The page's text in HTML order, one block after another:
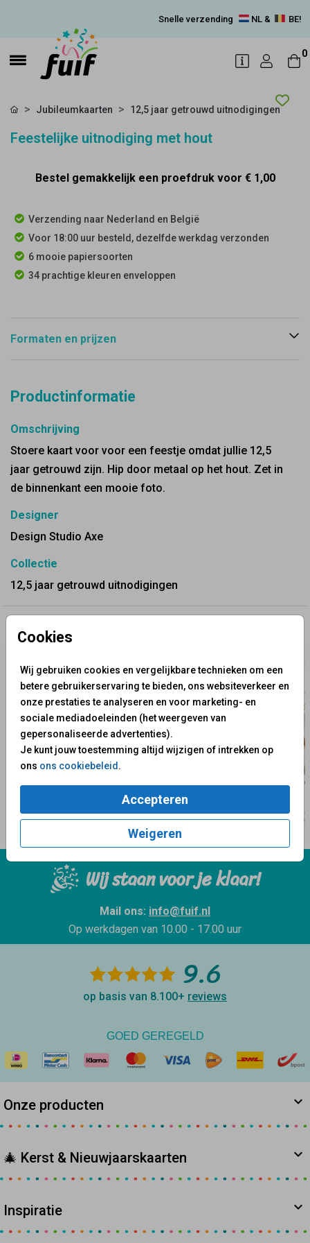
Snelle verzending NL & BE!
0
Cookies
Wij gebruiken cookies en vergelijkbare technieken om een
betere gebruikerservaring te bieden, ons websiteverkeer en
onze prestaties te analyseren en voor marketing- en
sociale mediadoeleinden (het weergeven van
gepersonaliseerde advertenties).
Je kunt jouw toestemming altijd wijzigen of intrekken op
ons ons cookiebeleid.
Accepteren
Weigeren
Jubileumkaarten 12,5 jaar getrouwd uitnodigingen
Feestelijke uitnodiging met hout
Bestel gemakkelijk een proefdruk voor € 1,00
Verzending naar Nederland en België
Voor 18:00 uur besteld, dezelfde werkdag verzonden
6 mooie papiersoorten
34 prachtige kleuren enveloppen
Formaten en prijzen
Productinformatie
Omschrijving
Stoere kaart voor voor een feestje omdat jullie 12,5
jaar getrouwd zijn. Hip door metaal op het hout. Zet in
de binnenkant een mooie foto.
Designer
Design Studio Axe
Collectie
12,5 jaar getrouwd uitnodigingen
✨ Deze ontwerpen vind je misschien ook leuk
Wij staan voor je klaar!
Mail ons: info@fuif.nl
Op werkdagen van 10.00 - 17.00 uur
9.6
op basis van 8.100+ reviews
GOED GEREGELD
Onze producten
🎄 Kerst & Nieuwjaarskaarten
Inspiratie